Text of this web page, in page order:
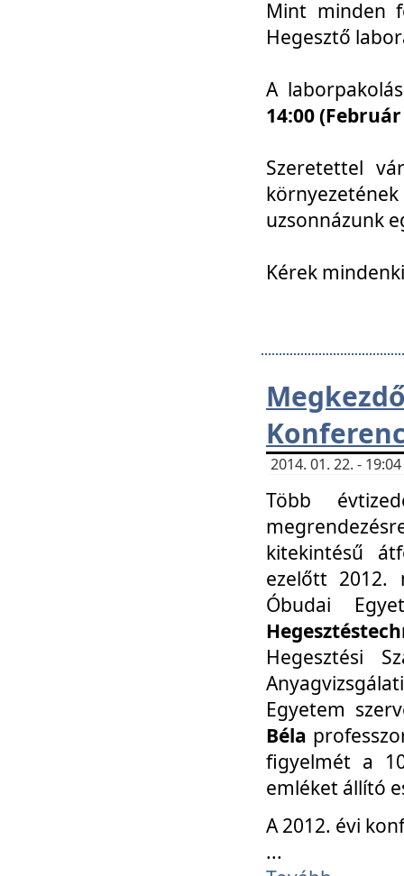
Mint minden
Hegesztő
A
14:00
Szeretettel
uzsonnázunk
Kérek
2014. 01. 22. -
Több
kitekintésű
ezelőtt 2012.
Óbudai
Hegesztési
Egyetem
Béla
figyelmét a
emléket állító
A 2012. évi
...